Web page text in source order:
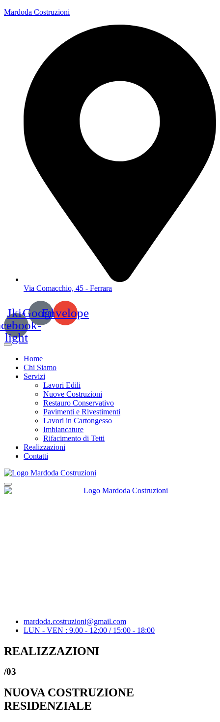
Mardoda Costruzioni
Via Comacchio, 45 - Ferrara
Jki-
light
GoogleEnvelope
Home
Chi Siamo
Servizi
Lavori Edili
Nuove Costruzioni
Restauro Conservativo
Pavimenti e Rivestimenti
Lavori in Cartongesso
Imbiancature
Rifacimento di Tetti
Realizzazioni
Contatti
mardoda.costruzioni@gmail.com
LUN - VEN : 9.00 - 12:00 / 15:00 - 18:00
REALIZZAZIONI
/03
NUOVA COSTRUZIONE
RESIDENZIALE